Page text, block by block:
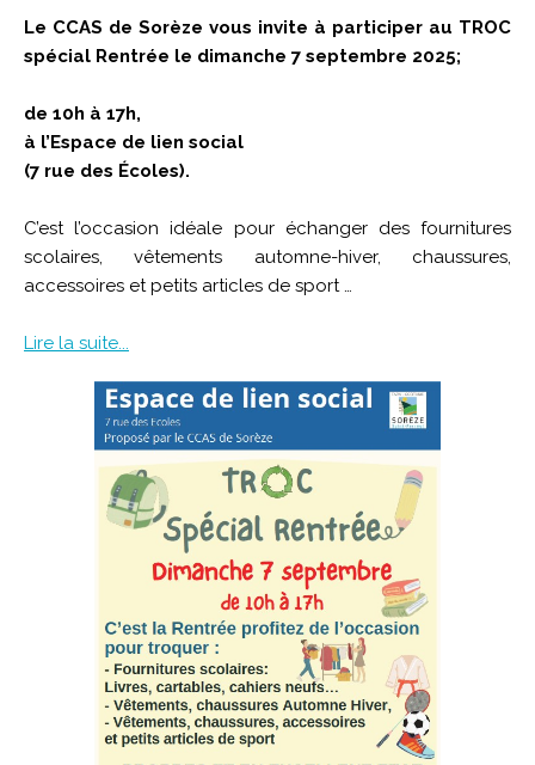
Le CCAS de Sorèze vous invite à participer au TROC
spécial Rentrée le dimanche 7 septembre 2025;
de 10h à 17h,
à l’Espace de lien social
(7 rue des Écoles).
C’est l’occasion idéale pour échanger des fournitures
scolaires, vêtements automne-hiver, chaussures,
accessoires et petits articles de sport …
Lire la suite...